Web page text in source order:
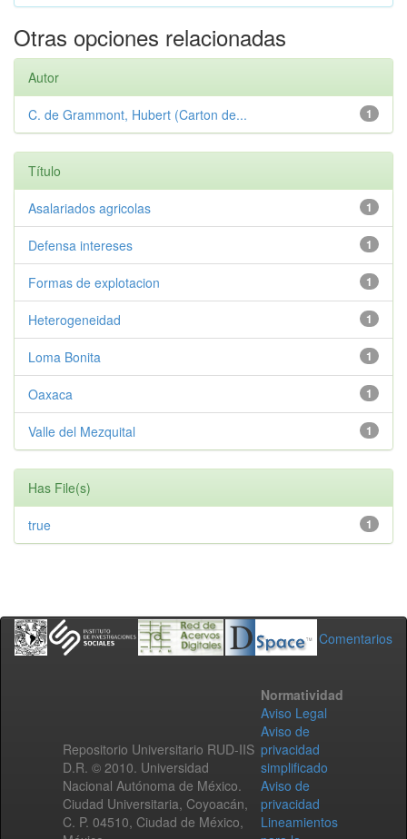
Otras opciones relacionadas
Autor
1
C. de Grammont, Hubert (Carton de...
Título
1
Asalariados agricolas
1
Defensa intereses
1
Formas de explotacion
1
Heterogeneidad
1
Loma Bonita
1
Oaxaca
1
Valle del Mezquital
Has File(s)
1
true
Comentarios
Repositorio Universitario RUD-IIS
D.R. © 2010. Universidad
Nacional Autónoma de México.
Ciudad Universitaria, Coyoacán,
C. P. 04510, Ciudad de México,
Normatividad
Aviso Legal
Aviso de
privacidad
simplificado
Aviso de
privacidad
Lineamientos